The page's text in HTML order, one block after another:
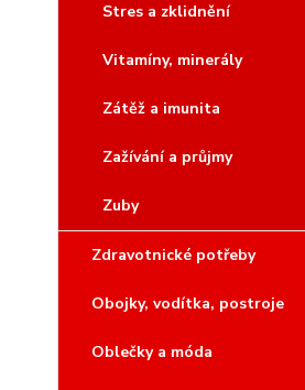
Stres a zklidnění
Vitamíny, minerály
Zátěž a imunita
Zažívání a průjmy
Zuby
Zdravotnické potřeby
Obojky, vodítka, postroje
Oblečky a móda